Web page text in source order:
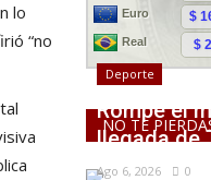
lo
“no
NO TE
Deporte
Rompe el
llegada de
Ago 6, 2026 0